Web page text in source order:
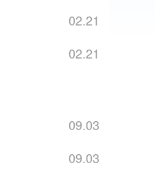
02.21
02.21
09.03
09.03